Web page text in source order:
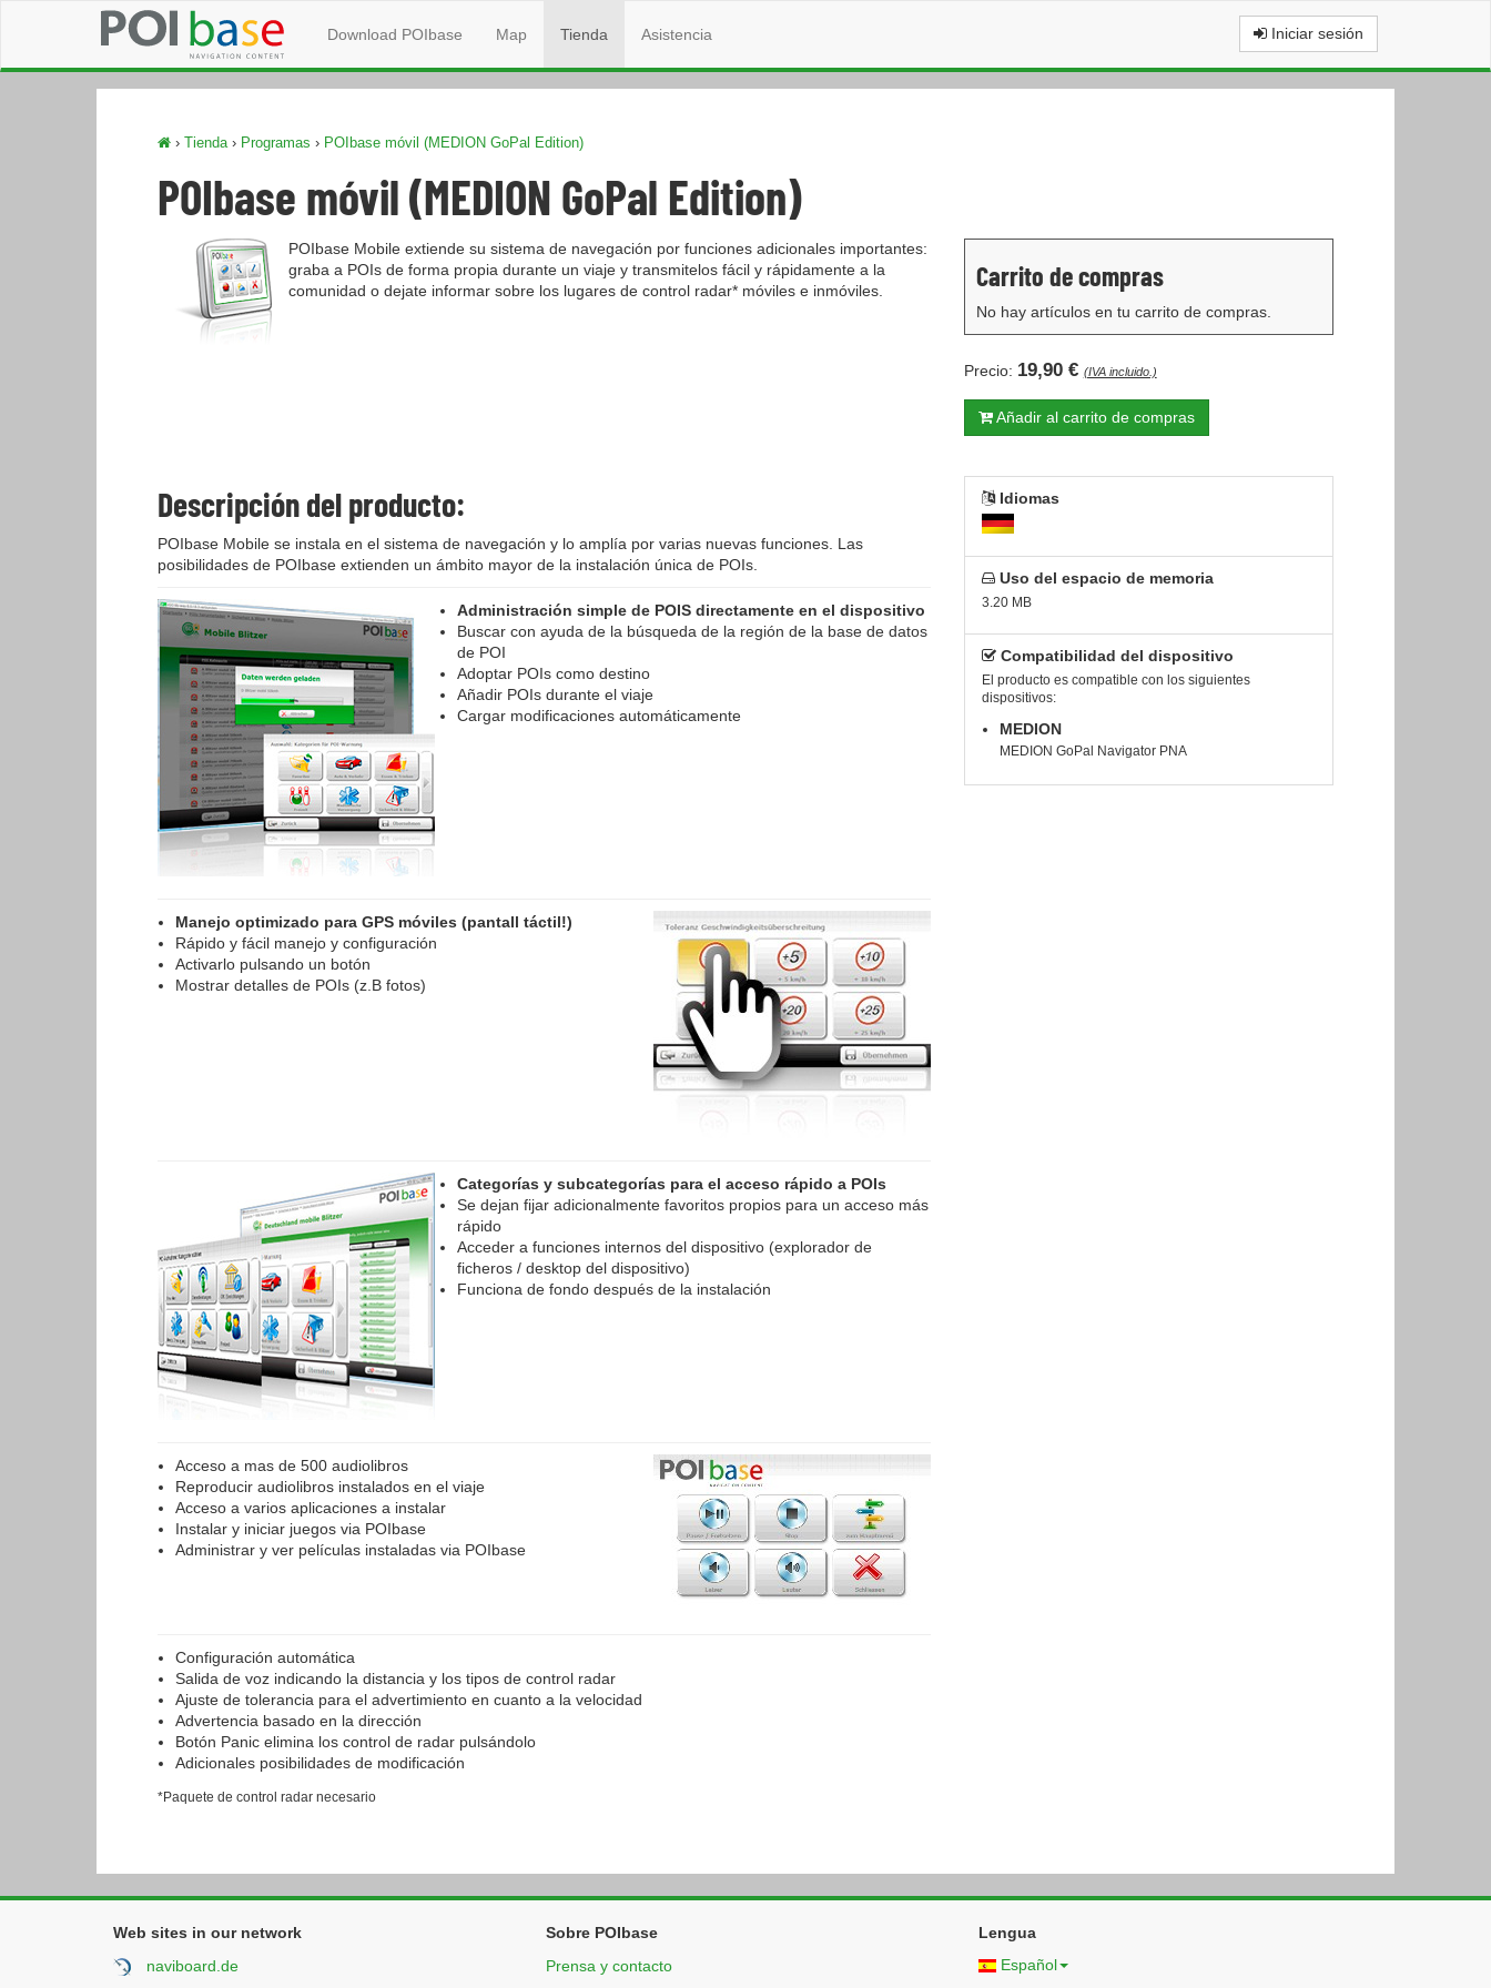
Download POIbase Map Tienda Asistencia Iniciar sesión
› Tienda › Programas › POIbase móvil (MEDION GoPal Edition)
POIbase móvil (MEDION GoPal Edition)
Carrito de compras
No hay artículos en tu carrito de compras.
POIbase Mobile extiende su sistema de navegación por funciones adicionales importantes:
graba a POIs de forma propia durante un viaje y transmitelos fácil y rápidamente a la
comunidad o dejate informar sobre los lugares de control radar* móviles e inmóviles.
Precio: 19,90 € (IVA incluido.)
Añadir al carrito de compras
Descripción del producto:
POIbase Mobile se instala en el sistema de navegación y lo amplía por varias nuevas funciones. Las
posibilidades de POIbase extienden un ámbito mayor de la instalación única de POIs.
Administración simple de POIS directamente en el dispositivo
Buscar con ayuda de la búsqueda de la región de la base de datos
de POI
Adoptar POIs como destino
Añadir POIs durante el viaje
Cargar modificaciones automáticamente
Manejo optimizado para GPS móviles (pantall táctil!)
Rápido y fácil manejo y configuración
Activarlo pulsando un botón
Mostrar detalles de POIs (z.B fotos)
Categorías y subcategorías para el acceso rápido a POIs
Se dejan fijar adicionalmente favoritos propios para un acceso más
rápido
Acceder a funciones internos del dispositivo (explorador de
ficheros / desktop del dispositivo)
Funciona de fondo después de la instalación
Acceso a mas de 500 audiolibros
Reproducir audiolibros instalados en el viaje
Acceso a varios aplicaciones a instalar
Instalar y iniciar juegos via POIbase
Administrar y ver películas instaladas via POIbase
Configuración automática
Salida de voz indicando la distancia y los tipos de control radar
Ajuste de tolerancia para el advertimiento en cuanto a la velocidad
Advertencia basado en la dirección
Botón Panic elimina los control de radar pulsándolo
Adicionales posibilidades de modificación
*Paquete de control radar necesario
Idiomas
Uso del espacio de memoria
3.20 MB
Compatibilidad del dispositivo
El producto es compatible con los siguientes
dispositivos:
MEDION
MEDION GoPal Navigator PNA
Web sites in our network
naviboard.de
Sobre POIbase
Prensa y contacto
Lengua
Español